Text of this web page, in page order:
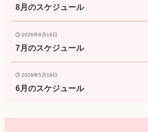
8月のスケジュール
2026年6月19日
7月のスケジュール
2026年5月19日
6月のスケジュール